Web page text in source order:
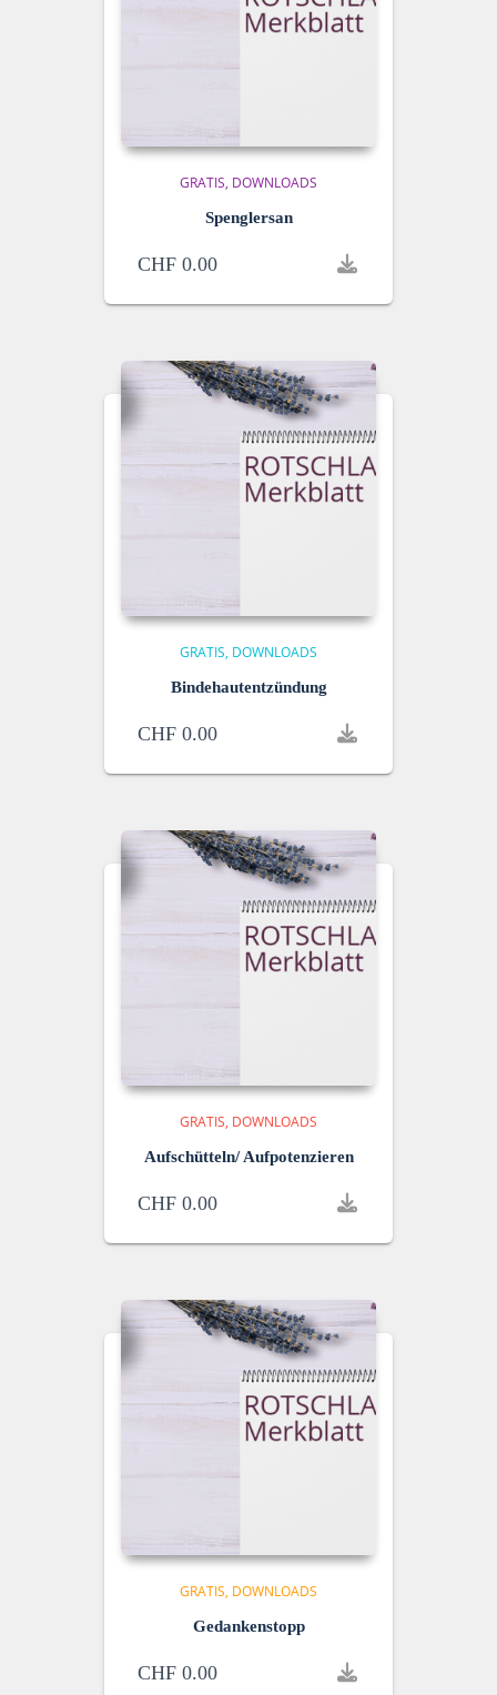
GRATIS DOWNLOADS
Spenglersan
CHF 0.00
GRATIS DOWNLOADS
Bindehautentzündung
CHF 0.00
GRATIS DOWNLOADS
Aufschütteln/ Aufpotenzieren
CHF 0.00
GRATIS DOWNLOADS
Gedankenstopp
CHF 0.00